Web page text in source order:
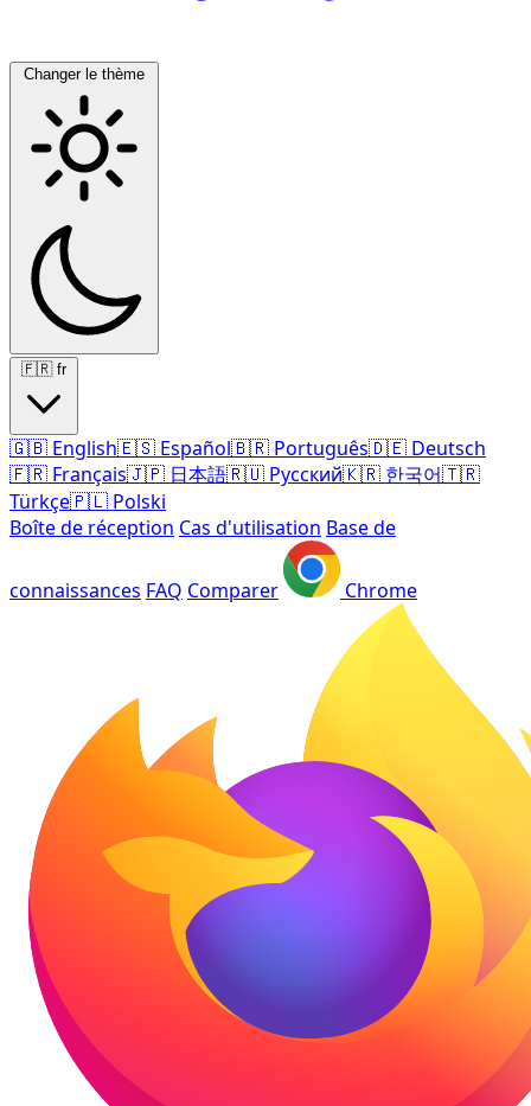
Changer le thème
🇫🇷 fr
🇬🇧 English🇪🇸 Español🇧🇷 Português🇩🇪 Deutsch
🇫🇷 Français🇯🇵 日本語🇷🇺 Русский🇰🇷 한국어🇹🇷
Türkçe🇵🇱 Polski
Boîte de réception Cas d'utilisation Base de
connaissances FAQ Comparer Chrome